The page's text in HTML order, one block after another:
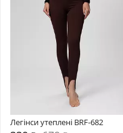
Легінси утеплені BRF-682